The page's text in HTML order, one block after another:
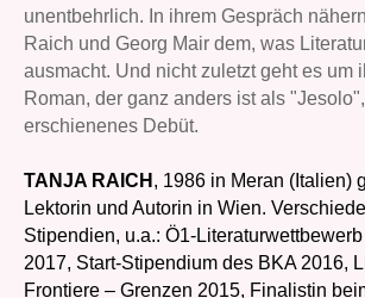
unentbehrlich. In ihrem Gespräch
Raich und Georg Mair dem, was
ausmacht. Und nicht zuletzt geht es um
Roman, der ganz anders ist als
erschienenes Debüt.
TANJA RAICH , 1986 in Meran (Italien)
Lektorin und Autorin in Wien.
Stipendien, u.a.: Ö1-Literaturwettbewerb
2017, Start-Stipendium des BKA 2016,
Frontiere – Grenzen 2015, Finalistin